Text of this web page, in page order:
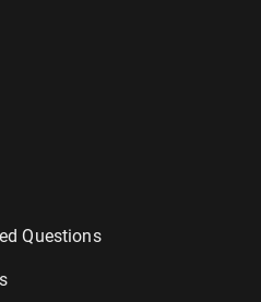
Questions